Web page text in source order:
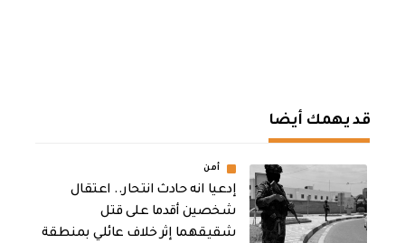
قد يهمك أيضا
أمن
إدعيا انه حادث انتحار.. اعتقال
شخصين أقدما على قتل
شقيقهما إثر خلاف عائلي بمنطقة